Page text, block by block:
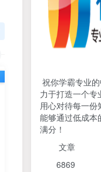
717人已阅读
初中《中学
TOP2
祝你
祝你学霸专业
力于打造一个
用心对待每一份
能够通过低成本
满分！
文
6869